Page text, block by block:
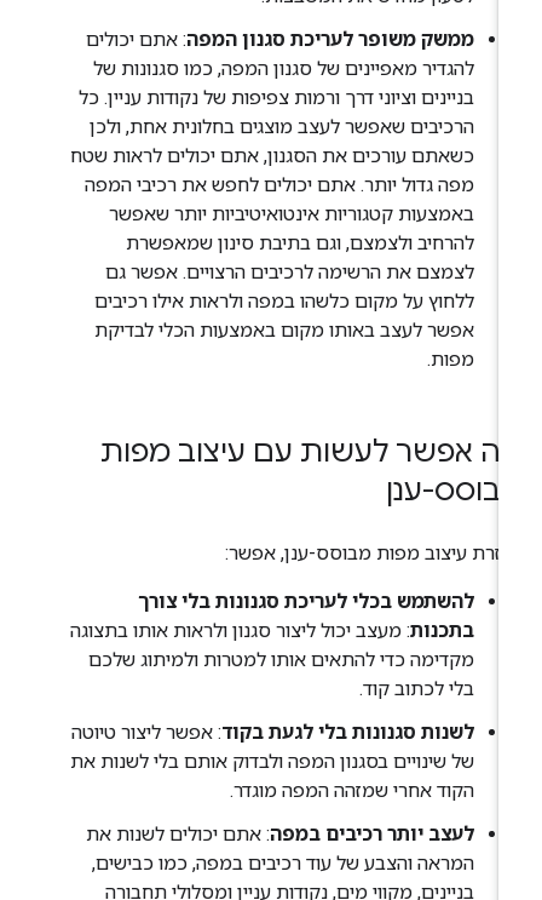
ממשק משופר לעריכת סגנון המפה: אתם יכולים
להגדיר מאפיינים של סגנון המפה, כמו סגנונות של
בניינים וציוני דרך ורמות צפיפות של נקודות עניין. כל
הרכיבים שאפשר לעצב מוצגים בחלונית אחת, ולכן
כשאתם עורכים את הסגנון, אתם יכולים לראות שטח
מפה גדול יותר. אתם יכולים לחפש את רכיבי המפה
באמצעות קטגוריות אינטואיטיביות יותר שאפשר
להרחיב ולצמצם, וגם בתיבת סינון שמאפשרת
לצמצם את הרשימה לרכיבים הרצויים. אפשר גם
ללחוץ על מקום כלשהו במפה ולראות אילו רכיבים
אפשר לעצב באותו מקום באמצעות הכלי לבדיקת
מפות.
אפשר לעשות עם עיצוב מפות
ענן
עיצוב מפות מבוסס-ענן, אפשר:
להשתמש בכלי לעריכת סגנונות בלי צורך
בתכנות: מעצב יכול ליצור סגנון ולראות אותו בתצוגה
מקדימה כדי להתאים אותו למטרות ולמיתוג שלכם
בלי לכתוב קוד.
לשנות סגנונות בלי לגעת בקוד: אפשר ליצור טיוטה
של שינויים בסגנון המפה ולבדוק אותם בלי לשנות את
הקוד אחרי שמזהה המפה מוגדר.
לעצב יותר רכיבים במפה: אתם יכולים לשנות את
המראה והצבע של עוד רכיבים במפה, כמו כבישים,
בניינים, מקווי מים, נקודות עניין ומסלולי תחבורה